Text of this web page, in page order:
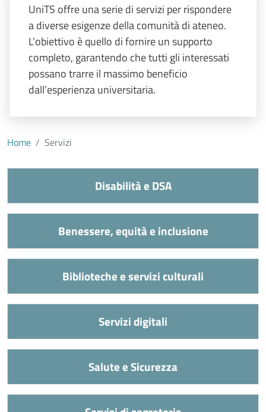
UniTS offre una serie di servizi per rispondere
a diverse esigenze della comunità di ateneo.
L’obiettivo è quello di fornire un supporto
completo, garantendo che tutti gli interessati
possano trarre il massimo beneficio
dall’esperienza universitaria.
Home Servizi
Disabilità e DSA
Benessere, equità e inclusione
Biblioteche e servizi culturali
Servizi digitali
Salute e Sicurezza